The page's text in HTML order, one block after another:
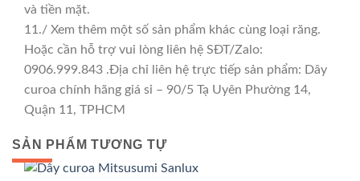
và tiền mặt.
11./ Xem thêm một số sản phẩm khác cùng loại răng.
Hoặc cần hỗ trợ vui lòng liên hệ SĐT/Zalo:
0906.999.843 .Địa chỉ liên hệ trực tiếp sản phẩm: Dây
curoa chính hãng giá sỉ – 90/5 Tạ Uyên Phường 14,
Quận 11, TPHCM
SẢN PHẨM TƯƠNG TỰ
GIÁ SỈ
GIÁ TỐT